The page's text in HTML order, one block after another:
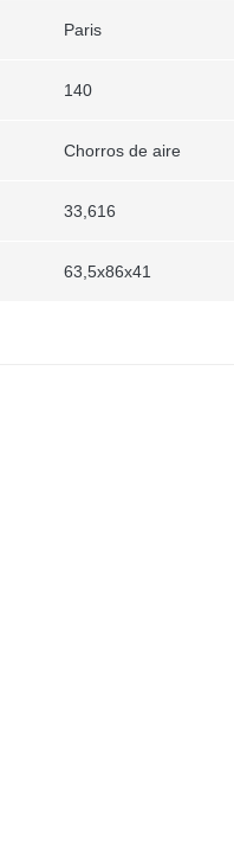
Paris
140
Chorros de aire
33,616
63,5x86x41